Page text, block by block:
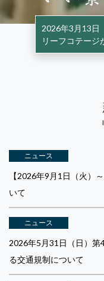
2026年3月13日
リーフコテージ
ニュース
【2026年9月1日（火）
いて
ニュース
2026年5月31日（日）第
る交通規制について